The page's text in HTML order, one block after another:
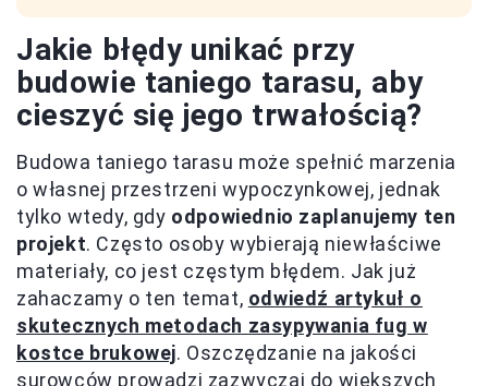
Jakie błędy unikać przy
budowie taniego tarasu, aby
cieszyć się jego trwałością?
Budowa taniego tarasu może spełnić marzenia
o własnej przestrzeni wypoczynkowej, jednak
tylko wtedy, gdy odpowiednio zaplanujemy ten
projekt. Często osoby wybierają niewłaściwe
materiały, co jest częstym błędem. Jak już
zahaczamy o ten temat, odwiedź artykuł o
skutecznych metodach zasypywania fug w
kostce brukowej. Oszczędzanie na jakości
surowców prowadzi zazwyczaj do większych